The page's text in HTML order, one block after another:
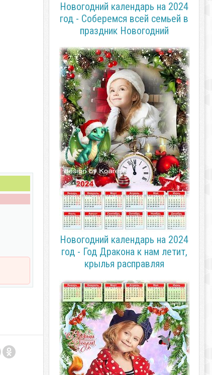
Новогодний календарь на 2024
год - Соберемся всей семьей в
праздник Новогодний
Новогодний календарь на 2024
год - Год Дракона к нам летит,
крылья расправляя